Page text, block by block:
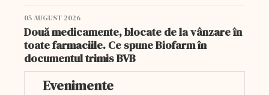
05 AUGUST 2026
Două medicamente, blocate de la vânzare în
toate farmaciile. Ce spune Biofarm în
documentul trimis BVB
Evenimente